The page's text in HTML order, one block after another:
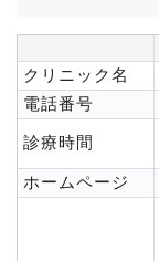
クリニック名
電話番号
診療時間
ホームページ